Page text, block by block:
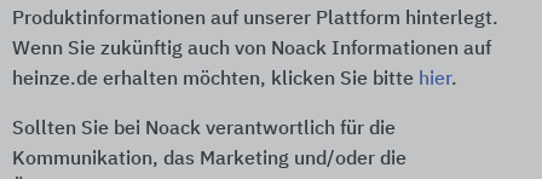
Produktinformationen auf unserer Plattform hinterlegt.
Wenn Sie zukünftig auch von Noack Informationen auf
heinze.de erhalten möchten, klicken Sie bitte hier.
Sollten Sie bei Noack verantwortlich für die
Kommunikation, das Marketing und/oder die